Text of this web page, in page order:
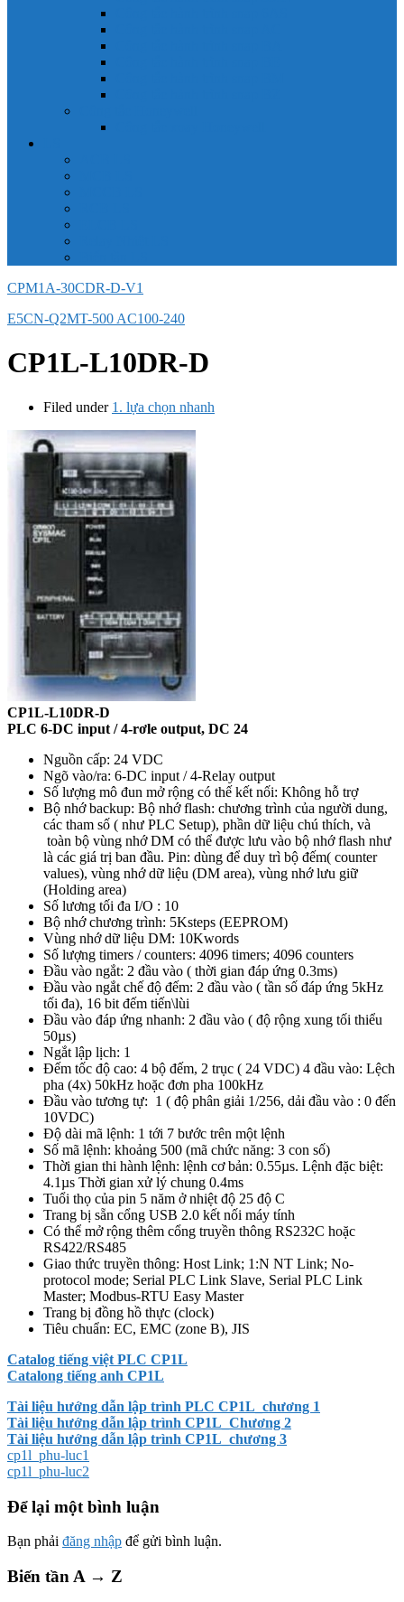
CPM1A-30CDR-D-V1
E5CN-Q2MT-500 AC100-240
CP1L-L10DR-D
Filed under 1. lựa chọn nhanh
CP1L-L10DR-D
PLC 6-DC input / 4-rơle output, DC 24
Nguồn cấp: 24 VDC
Ngõ vào/ra: 6-DC input / 4-Relay output
Số lượng mô đun mở rộng có thế kết nối: Không hỗ trợ
Bộ nhớ backup: Bộ nhớ flash: chương trình của người dung,
các tham số ( như PLC Setup), phần dữ liệu chú thích, và
toàn bộ vùng nhớ DM có thể được lưu vào bộ nhớ flash như
là các giá trị ban đầu. Pin: dùng để duy trì bộ đếm( counter
values), vùng nhớ dữ liệu (DM area), vùng nhớ lưu giữ
(Holding area)
Số lương tối đa I/O : 10
Bộ nhớ chương trình: 5Ksteps (EEPROM)
Vùng nhớ dữ liệu DM: 10Kwords
Số lượng timers / counters: 4096 timers; 4096 counters
Đầu vào ngắt: 2 đầu vào ( thời gian đáp ứng 0.3ms)
Đầu vào ngắt chế độ đếm: 2 đầu vào ( tần số đáp ứng 5kHz
tối đa), 16 bit đếm tiến\lùi
Đầu vào đáp ứng nhanh: 2 đầu vào ( độ rộng xung tối thiểu
50µs)
Ngắt lập lịch: 1
Đếm tốc độ cao: 4 bộ đếm, 2 trục ( 24 VDC) 4 đầu vào: Lệch
pha (4x) 50kHz hoặc đơn pha 100kHz
Đầu vào tương tự: 1 ( độ phân giải 1/256, dải đầu vào : 0 đến
10VDC)
Độ dài mã lệnh: 1 tới 7 bước trên một lệnh
Số mã lệnh: khoảng 500 (mã chức năng: 3 con số)
Thời gian thi hành lệnh: lệnh cơ bản: 0.55µs. Lệnh đặc biệt:
4.1µs Thời gian xử lý chung 0.4ms
Tuổi thọ của pin 5 năm ở nhiệt độ 25 độ C
Trang bị sẵn cổng USB 2.0 kết nối máy tính
Có thể mở rộng thêm cổng truyền thông RS232C hoặc
RS422/RS485
Giao thức truyền thông: Host Link; 1:N NT Link; No-
protocol mode; Serial PLC Link Slave, Serial PLC Link
Master; Modbus-RTU Easy Master
Trang bị đồng hồ thực (clock)
Tiêu chuẩn: EC, EMC (zone B), JIS
Catalog tiếng việt PLC CP1L
Catalong tiếng anh CP1L
Tài liệu hướng dẫn lập trình PLC CP1L_chương 1
Tài liệu hướng dẫn lập trình CP1L_Chương 2
Tài liệu hướng dẫn lập trình CP1L_chương 3
cp1l_phu-luc1
cp1l_phu-luc2
Để lại một bình luận
Bạn phải đăng nhập để gửi bình luận.
Biến tần A → Z